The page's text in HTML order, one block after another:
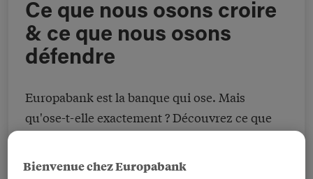
Notre vision et mission
Ce que nous osons croire
& ce que nous osons
défendre
Europabank est la banque qui ose. Mais
qu'ose-t-elle exactement ? Découvrez ce que
osons défendre (notre mission).
Bienvenue chez Europabank